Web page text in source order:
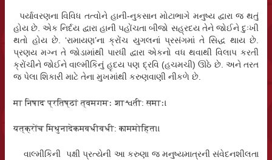
પર્યાવરણના વિવિધ તત્વોને હાની-નુકસાન મોટાભાગે મનુષ્ય દ્વારા જ થતું
હોય છે. એક નિર્દય દ્વારા હાની પહોંચતા બીજો સહ્રદય તેને જોઈને દુઃખી
થતો હોય છે. ‘રામાયણ’ના ક્રોંચ યુગલનાં પ્રસંગમાં તે સિદ્ધ થાય છે.
પ્રણય મગ્ન તે જોડામાંથી પારધી દ્વારા એકનો વધ થવાથી વિલાપ કરતી
ક્રોંચીને જોઈને વાલ્મીકિનું હૃદય પણ દ્રવિ (હચમચી) ઊઠે છે. અને તરત
જ પેલા શિકારી માટે તેના મુખમાંથી કરુણવાણી નીકળે છે.
मा निषाद प्रतिष्ठां त्वमगमः शाશ્વती: समाः।
यत्क्रोंच मिथुनादेकमवधीवधी: काममोहित।।
વાલ્મીકિની પક્ષી પ્રત્યેની આ કરુણા જ મનુષ્યમાત્રની સંવેદનશીલતા